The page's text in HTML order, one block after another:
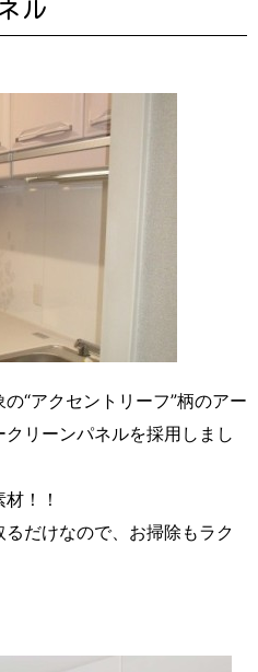
ル
“アクセントリーフ”柄のアー
リーンパネルを採用しまし
！！
だけなので、お掃除もラク